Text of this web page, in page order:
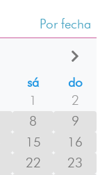
Por fecha
sá
do
1
2
8
9
15
16
22
23